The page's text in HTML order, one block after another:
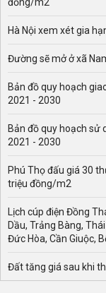
đồng/m2
Hà Nội xem xét gia
Đường sẽ mở ở xã
Bản đồ quy hoạch
2021 - 2030
Bản đồ quy hoạch sử
2021 - 2030
Phú Thọ đấu giá 30
triệu đồng/m2
Lịch cúp điện Đồng
Dầu, Trảng Bàng,
Đức Hòa, Cần Giuộc,
Đất tăng giá sau khi